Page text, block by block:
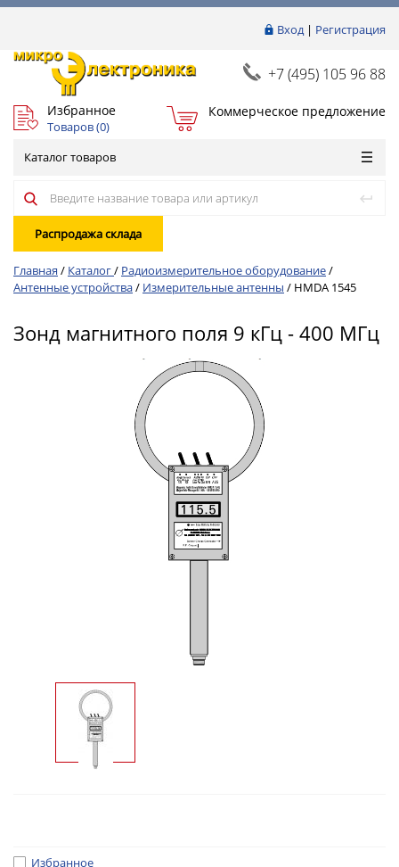
Вход| Регистрация
+7 (495) 105 96 88
Избранное
Товаров (0)
Коммерческое предложение
Каталог товаров
Распродажа склада
Главная / Каталог/ Радиоизмерительное оборудование/
Антенные устройства/ Измерительные антенны / HMDA 1545
Зонд магнитного поля 9 кГц - 400 МГц
Избранное